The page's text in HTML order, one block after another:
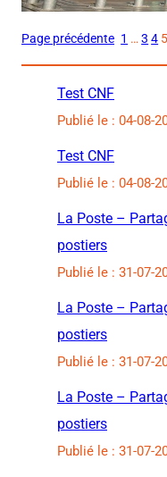
Page précédente 1 … 3 4 5
Test CNF
Publié le : 04-08-
Test CNF
Publié le : 04-08-
La Poste –
postiers
Publié le : 31-07-
La Poste –
postiers
Publié le : 31-07-
La Poste –
postiers
Publié le : 31-07-